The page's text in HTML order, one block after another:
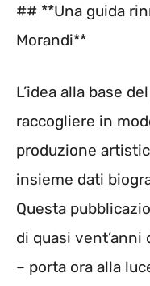
## **Una guida
Morandi**
L’idea alla base
raccogliere in
produzione
insieme dati
Questa
di quasi
– porta ora alla